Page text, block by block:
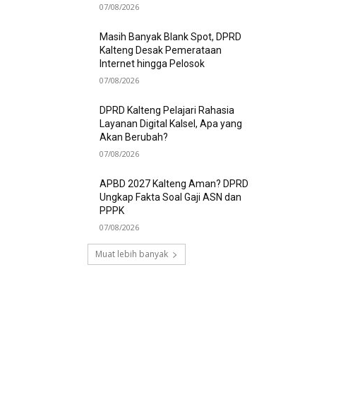
07/08/2026
Masih Banyak Blank Spot, DPRD
Kalteng Desak Pemerataan
Internet hingga Pelosok
07/08/2026
DPRD Kalteng Pelajari Rahasia
Layanan Digital Kalsel, Apa yang
Akan Berubah?
07/08/2026
APBD 2027 Kalteng Aman? DPRD
Ungkap Fakta Soal Gaji ASN dan
PPPK
07/08/2026
Muat lebih banyak